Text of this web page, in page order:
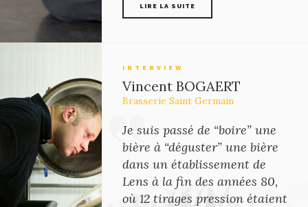
LIRE LA SUITE
INTERVIEW
Vincent BOGAERT
Brasserie Saint Germain
Je suis passé de “boire” une
bière à “déguster” une bière
dans un établissement de
Lens à la fin des années 80,
où 12 tirages pression étaient